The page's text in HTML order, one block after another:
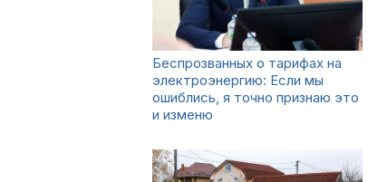
Беспрозванных о тарифах на
электроэнергию: Если мы
ошиблись, я точно признаю это
и изменю